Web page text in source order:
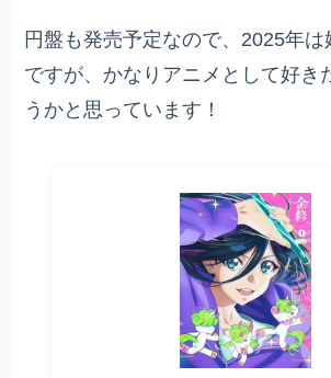
円盤も発売予定なので、2025年は
ですが、かなりアニメとして好き
うかと思っています！